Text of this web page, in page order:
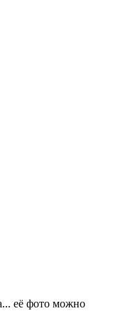
её фото можно